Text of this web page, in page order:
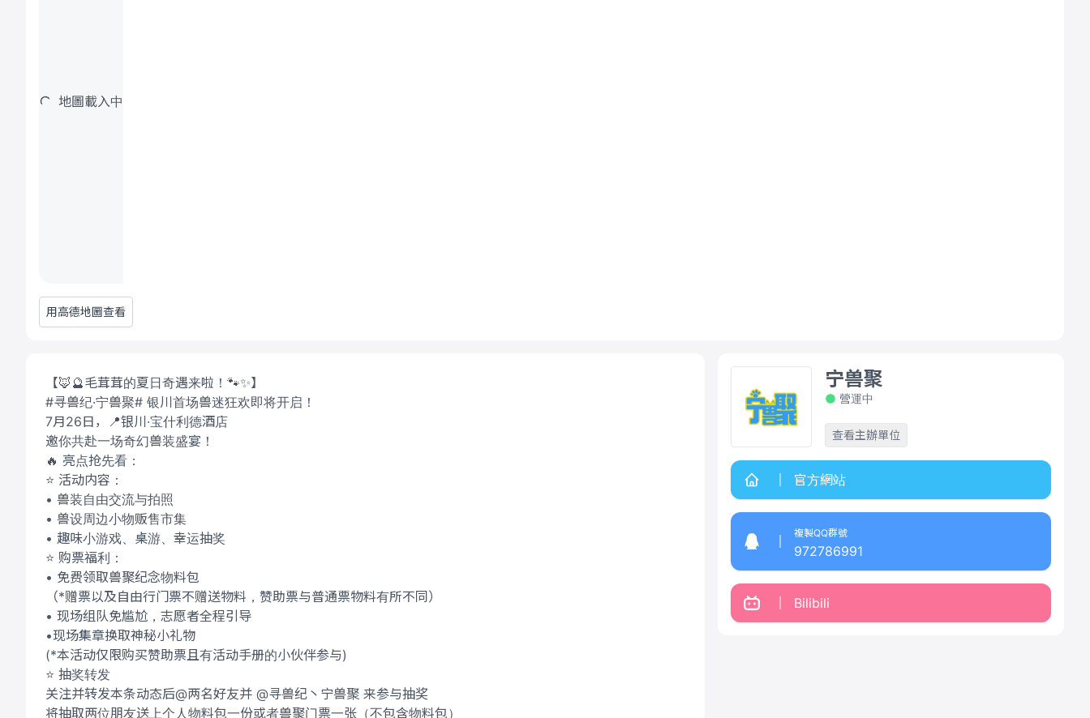
地圖載入中
用高德地圖查看
【🦊🔮毛茸茸的夏日奇遇来啦！🐾✨】
#寻兽纪·宁兽聚# 银川首场兽迷狂欢即将开启！
7月26日，📍银川·宝什利德酒店
邀你共赴一场奇幻兽装盛宴！
🔥 亮点抢先看：
⭐ 活动内容：
• 兽装自由交流与拍照
• 兽设周边小物贩售市集
• 趣味小游戏、桌游、幸运抽奖
⭐ 购票福利：
• 免费领取兽聚纪念物料包
（*赠票以及自由行门票不赠送物料，赞助票与普通票物料有所不同）
• 现场组队免尴尬，志愿者全程引导
•现场集章换取神秘小礼物
(*本活动仅限购买赞助票且有活动手册的小伙伴参与)
⭐ 抽奖转发
关注并转发本条动态后@两名好友并 @寻兽纪丶宁兽聚 来参与抽奖
将抽取两位朋友送上个人物料包一份或者兽聚门票一张（不包含物料包）
宁兽聚
營運中
查看主辦單位
官方網站
複製QQ群號
972786991
Bilibili